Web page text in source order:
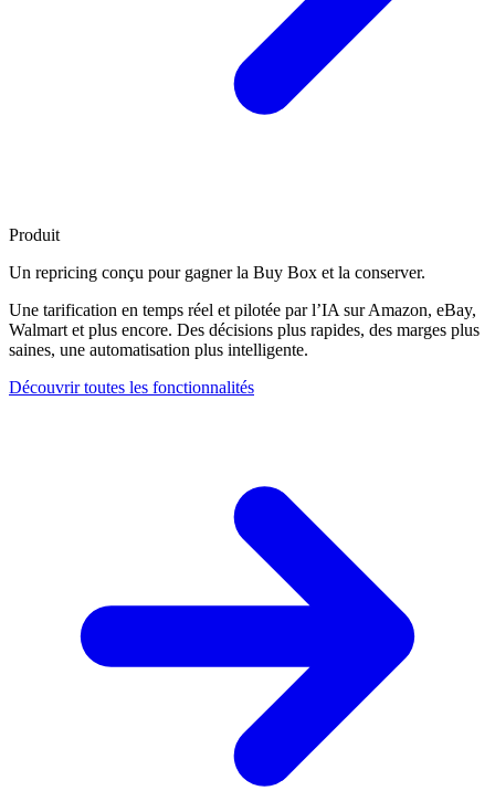
Produit
Un repricing conçu pour gagner la Buy Box et la conserver.
Une tarification en temps réel et pilotée par l’IA sur Amazon, eBay,
Walmart et plus encore. Des décisions plus rapides, des marges plus
saines, une automatisation plus intelligente.
Découvrir toutes les fonctionnalités